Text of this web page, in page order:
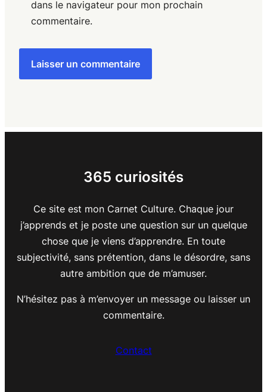
dans le navigateur pour mon prochain
commentaire.
365 curiosités
Ce site est mon Carnet Culture. Chaque jour
j’apprends et je poste une question sur un quelque
chose que je viens d’apprendre. En toute
subjectivité, sans prétention, dans le désordre, sans
autre ambition que de m’amuser.
N’hésitez pas à m’envoyer un message ou laisser un
commentaire.
Contact